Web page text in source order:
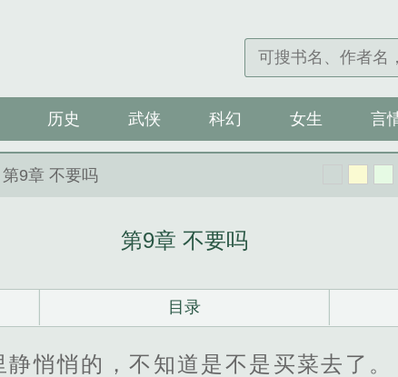
历史 武侠 科幻 女生 言
第9章 不要吗
第9章 不要吗
目录
悄悄的，不知道是不是买菜去了。